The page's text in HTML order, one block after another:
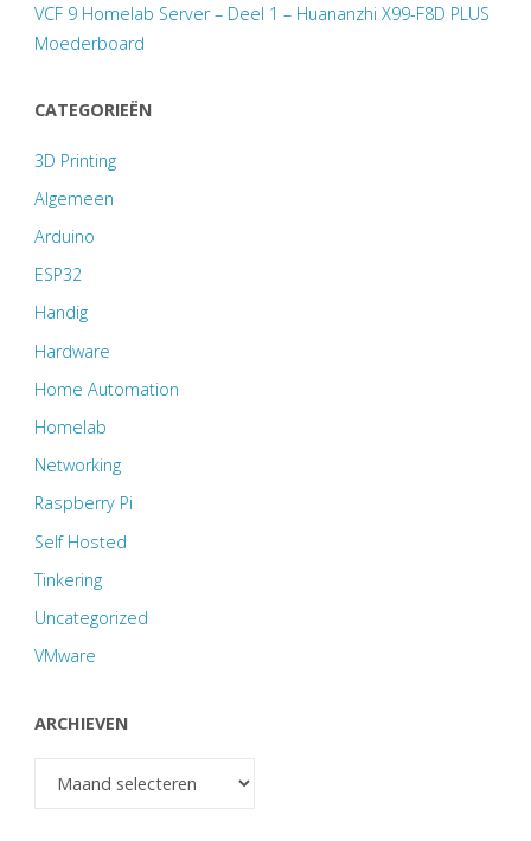
VCF 9 Homelab Server – Deel 1 – Huananzhi X99-F8D PLUS
Moederboard
CATEGORIEËN
3D Printing
Algemeen
Arduino
ESP32
Handig
Hardware
Home Automation
Homelab
Networking
Raspberry Pi
Self Hosted
Tinkering
Uncategorized
VMware
ARCHIEVEN
Archieven